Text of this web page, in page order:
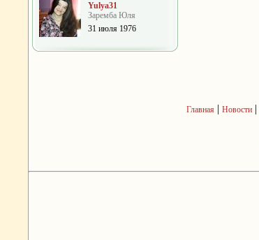
Yulya31
Заремба Юля
31 июля 1976
Главная | Новости|